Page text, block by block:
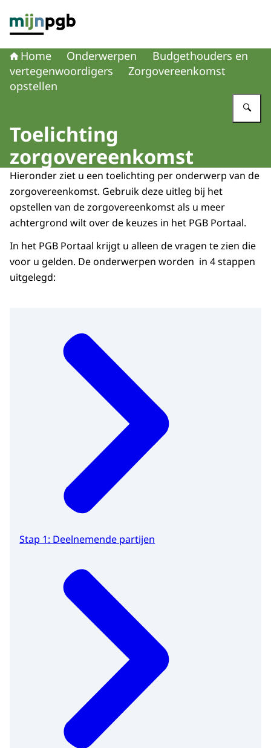
Home Onderwerpen
Budgethouders en
vertegenwoordigers
Zorgovereenkomst
opstellen
Toelichting
zorgovereenkomst
Hieronder ziet u een toelichting per onderwerp van de
zorgovereenkomst. Gebruik deze uitleg bij het
opstellen van de zorgovereenkomst als u meer
achtergrond wilt over de keuzes in het PGB Portaal.
In het PGB Portaal krijgt u alleen de vragen te zien die
voor u gelden. De onderwerpen worden in 4 stappen
uitgelegd:
Stap 1: Deelnemende partijen